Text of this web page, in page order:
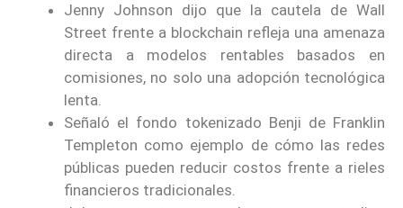
Jenny Johnson dijo que la cautela de Wall
Street frente a blockchain refleja una amenaza
directa a modelos rentables basados en
comisiones, no solo una adopción tecnológica
lenta.
Señaló el fondo tokenizado Benji de Franklin
Templeton como ejemplo de cómo las redes
públicas pueden reducir costos frente a rieles
financieros tradicionales.